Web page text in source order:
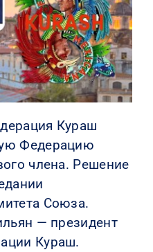
Кураш
Федерацию
члена. Решение
Союза.
— президент
Кураш.